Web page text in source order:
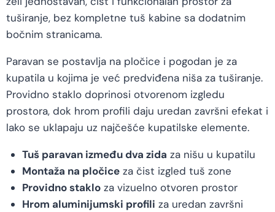
tuširanje, bez kompletne tuš kabine sa dodatnim
bočnim stranicama.
Paravan se postavlja na pločice i pogodan je za
kupatila u kojima je već predviđena niša za tuširanje.
Providno staklo doprinosi otvorenom izgledu
prostora, dok hrom profili daju uredan završni efekat i
lako se uklapaju uz najčešće kupatilske elemente.
Tuš paravan između dva zida za nišu u kupatilu
Montaža na pločiceza čist izgled tuš zone
Providno stakloza vizuelno otvoren prostor
Hrom aluminijumski profili za uredan završni